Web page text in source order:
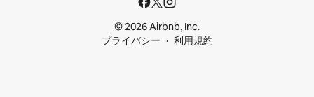
© 2026 Airbnb, Inc.
プライバシー
利用規約